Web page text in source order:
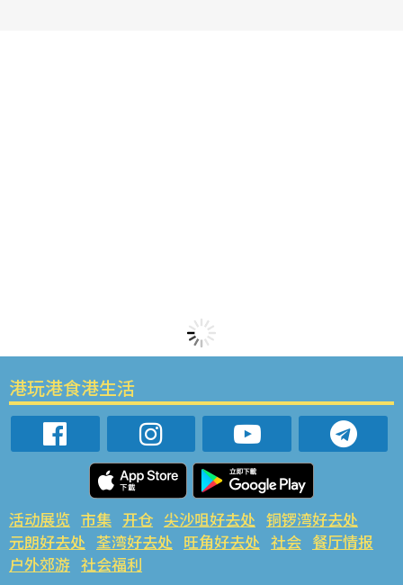
港玩港食港生活
活动展览 市集 开仓 尖沙咀好去处 铜锣湾好去处
元朗好去处 荃湾好去处 旺角好去处 社会 餐厅情报
户外郊游 社会福利